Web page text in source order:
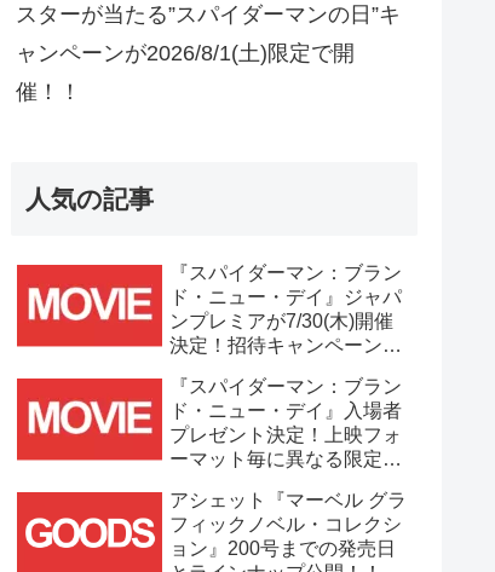
スターが当たる”スパイダーマンの日”キ
ャンペーンが2026/8/1(土)限定で開
催！！
人気の記事
『スパイダーマン：ブラン
ド・ニュー・デイ』ジャパ
ンプレミアが7/30(木)開催
決定！招待キャンペーンは
中！！
『スパイダーマン：ブラン
ド・ニュー・デイ』入場者
プレゼント決定！上映フォ
ーマット毎に異なる限定ビ
える！！
アシェット『マーベル グラ
フィックノベル・コレクシ
ョン』200号までの発売日